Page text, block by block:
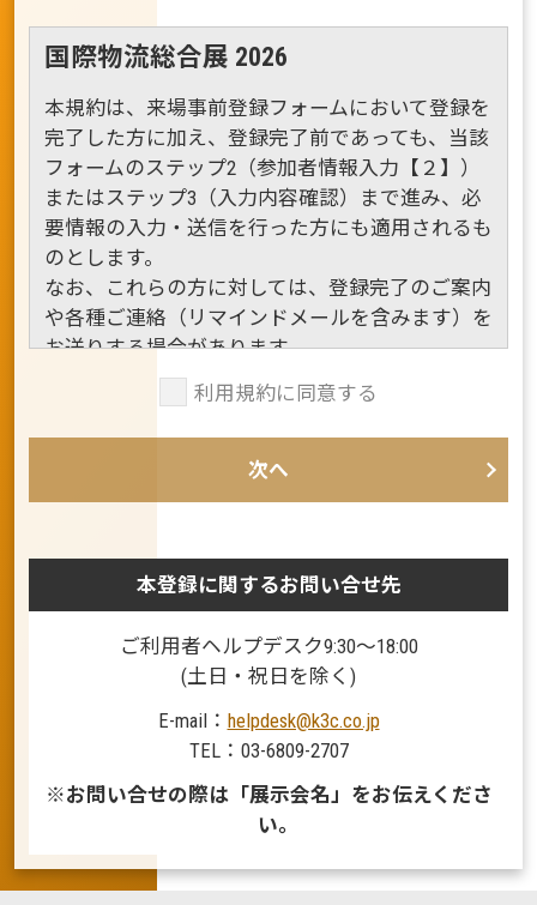
国際物流総合展 2026
本規約は、来場事前登録フォームにおいて登録を
完了した方に加え、登録完了前であっても、当該
フォームのステップ2（参加者情報入力【２】）
またはステップ3（入力内容確認）まで進み、必
要情報の入力・送信を行った方にも適用されるも
のとします。
なお、これらの方に対しては、登録完了のご案内
や各種ご連絡（リマインドメールを含みます）を
お送りする場合があります。
来場規約（展示会会場へご来場される方）
ます。ご入場いただくには勤務先・個人名・各
種連絡先をご登録いただくことが必須となりま
す。
ご登録いただいた方には、今後主催の展示会、
セミナーおよびセミナー発表参加企業、協賛企
業からの各種のご案内をさせていただくことが
会場内でのカメラ・ビデオ撮影は禁止です。
主催者は展示会場内において取材・撮影を行い
ます。取材によって得られた情報や撮影した画
像は展示会の広報・宣伝活動に使用する場合が
あります。
利用規約に同意する
次へ
本登録に関するお問い合せ先
ご利用者ヘルプデスク9:30〜18:00
(土日・祝日を除く)
E-mail： helpdesk@k3c.co.jp
TEL：03-6809-2707
※お問い合せの際は「展示会名」をお伝えくださ
い。